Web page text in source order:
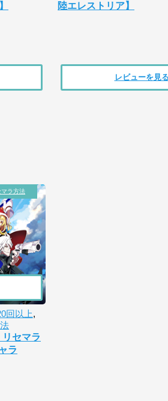
陸エレストリア】
レビューを見る
マラ方法
回以上,
リセマラ
ラ